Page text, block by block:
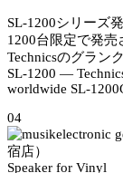
SL-1200シリーズ
1200台限定で発売
Technicsのグラン
SL-1200 —
worldwide SL-
04
Speaker for Vinyl